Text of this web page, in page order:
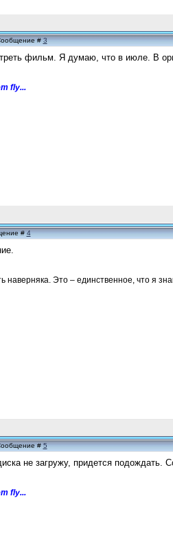
#3
фильм. Я думаю, что в июле. В
fly...
#4
наверняка. Это – единственное, что я
#5
не загружу, придется подождать.
fly...